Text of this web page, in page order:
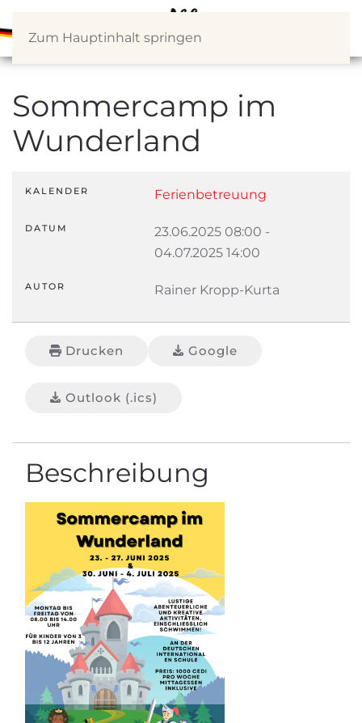
Zum Hauptinhalt springen
Sommercamp im
Wunderland
KALENDER Ferienbetreuung
DATUM 23.06.2025 08:00 -
04.07.2025 14:00
AUTOR Rainer Kropp-Kurta
Drucken Google
Outlook (.ics)
Beschreibung